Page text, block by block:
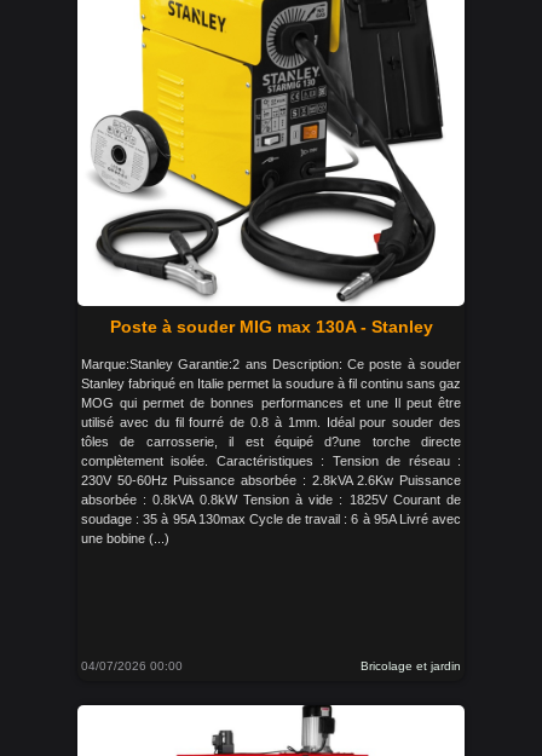
Poste à souder MIG max 130A - Stanley
Marque:Stanley Garantie:2 ans Description: Ce poste à souder
Stanley fabriqué en Italie permet la soudure à fil continu sans gaz
MOG qui permet de bonnes performances et une Il peut être
utilisé avec du fil fourré de 0.8 à 1mm. Idéal pour souder des
tôles de carrosserie, il est équipé d?une torche directe
complètement isolée. Caractéristiques : Tension de réseau :
230V 50-60Hz Puissance absorbée : 2.8kVA 2.6Kw Puissance
absorbée : 0.8kVA 0.8kW Tension à vide : 1825V Courant de
soudage : 35 à 95A 130max Cycle de travail : 6 à 95A Livré avec
une bobine (...)
04/07/2026 00:00 Bricolage et jardin